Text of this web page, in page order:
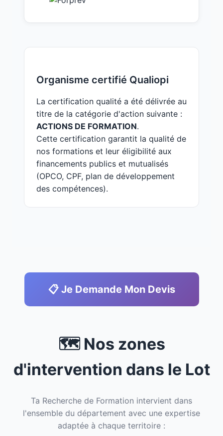
Organisme certifié Qualiopi
La certification qualité a été délivrée au
titre de la catégorie d'action suivante :
ACTIONS DE FORMATION.
Cette certification garantit la qualité de
nos formations et leur éligibilité aux
financements publics et mutualisés
(OPCO, CPF, plan de développement
des compétences).
📋 Je Demande Mon Devis
🗺️ Nos zones
d'intervention dans le Lot
Ta Recherche de Formation intervient dans
l'ensemble du département avec une expertise
adaptée à chaque territoire :